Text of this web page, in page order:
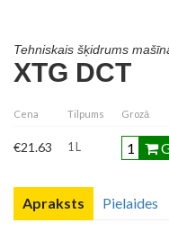
Tehniskais šķidrums
XTG DCT
Cena Tilpums Grozā
€21.63 1 L
Apraksts Pielaides
Drošības datu lapa